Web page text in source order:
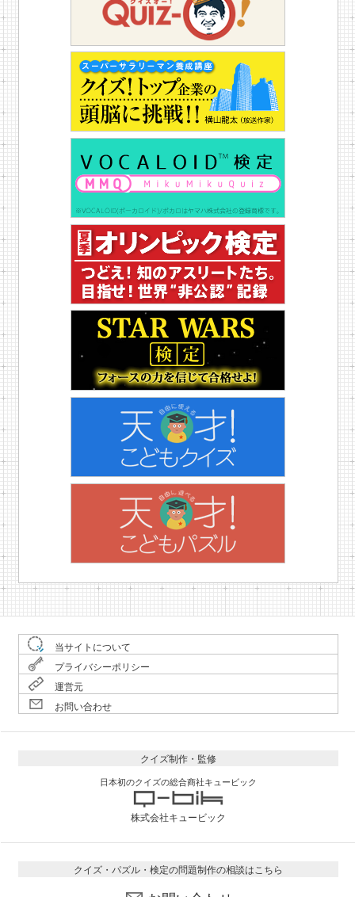
当サイトについて
プライバシーポリシー
運営元
お問い合わせ
クイズ制作・監修
日本初のクイズの総合商社キュービック
株式会社キュービック
クイズ・パズル・検定の問題制作の相談はこちら